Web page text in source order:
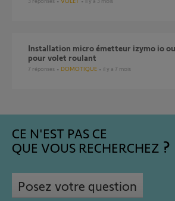
Installation micro émetteur izymo io ou micro module
pour volet roulant
7 réponses DOMOTIQUE il y a 7 mois
CE N'EST PAS CE
QUE VOUS RECHERCHEZ
Posez votre question